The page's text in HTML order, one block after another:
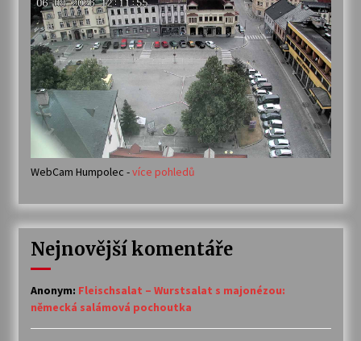
WebCam Humpolec -více pohledů
Nejnovější komentáře
Anonym: Fleischsalat – Wurstsalat s majonézou:
německá salámová pochoutka